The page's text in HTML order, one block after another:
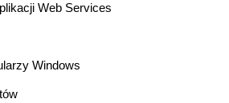
Web Services
Windows